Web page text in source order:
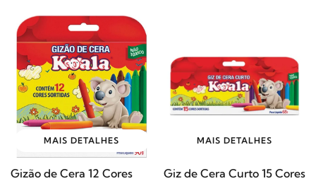
MAIS DETALHES
Gizão de Cera 12 Cores
MAIS DETALHES
Giz de Cera Curto 15 Cores